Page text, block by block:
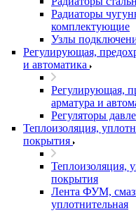
Радиаторы
комплектующие
Узлы
Регулирующая,
и автоматика
Регулирующая,
арматура и
Регуляторы
Теплоизоляция,
покрытия
Теплоизоляция,
покрытия
Лента ФУМ,
уплотнительная